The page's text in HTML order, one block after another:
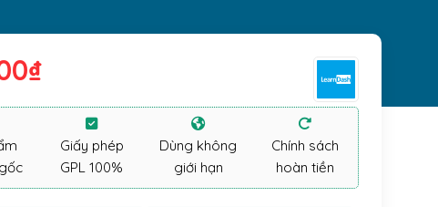
₫
Giấy phép
GPL 100%
Dùng không
giới hạn
Chính sách
hoàn tiền